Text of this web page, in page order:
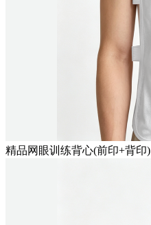
精品网眼训练背心(前印+背印)